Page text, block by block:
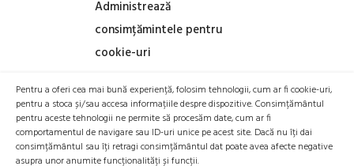
Administrează
consimțămintele pentru
cookie-uri
Pentru a oferi cea mai bună experiență, folosim tehnologii, cum ar fi cookie-uri,
pentru a stoca și/sau accesa informațiile despre dispozitive. Consimțământul
pentru aceste tehnologii ne permite să procesăm date, cum ar fi
comportamentul de navigare sau ID-uri unice pe acest site. Dacă nu îți dai
consimțământul sau îți retragi consimțământul dat poate avea afecte negative
asupra unor anumite funcționalități și funcții.
TRANZACTIONEAZA